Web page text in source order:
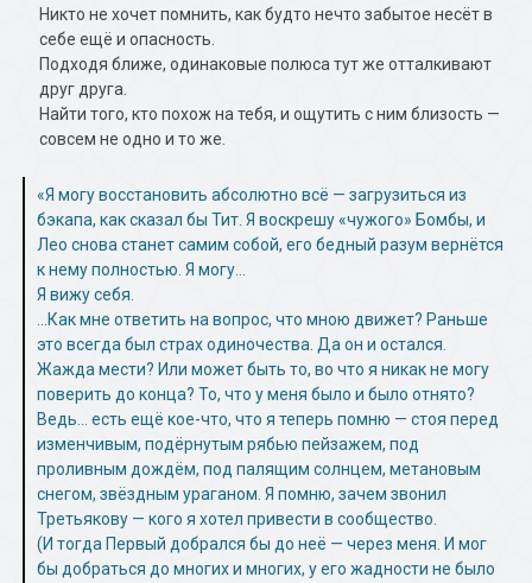
Никто не хочет помнить, как будто нечто забытое несёт в
себе ещё и опасность.
Подходя ближе, одинаковые полюса тут же отталкивают
друг друга.
Найти того, кто похож на тебя, и ощутить с ним близость —
совсем не одно и то же.
«Я могу восстановить абсолютно всё — загрузиться из
бэкапа, как сказал бы Тит. Я воскрешу «чужого» Бомбы, и
Лео снова станет самим собой, его бедный разум вернётся
к нему полностью. Я могу…
Я вижу себя.
…Как мне ответить на вопрос, что мною движет? Раньше
это всегда был страх одиночества. Да он и остался.
Жажда мести? Или может быть то, во что я никак не могу
поверить до конца? То, что у меня было и было отнято?
Ведь… есть ещё кое-что, что я теперь помню — стоя перед
изменчивым, подёрнутым рябью пейзажем, под
проливным дождём, под палящим солнцем, метановым
снегом, звёздным ураганом. Я помню, зачем звонил
Третьякову — кого я хотел привести в сообщество.
(И тогда Первый добрался бы до неё — через меня. И мог
бы добраться до многих и многих, у его жадности не было